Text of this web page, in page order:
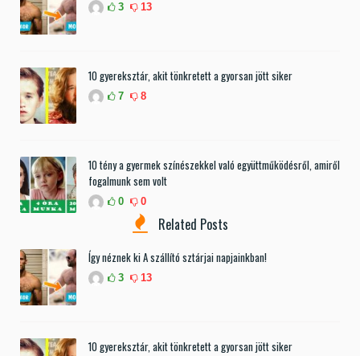
3 13
10 gyereksztár, akit tönkretett a gyorsan jött siker
7 8
10 tény a gyermek színészekkel való együttműködésről, amiről
fogalmunk sem volt
0 0
Related Posts
Így néznek ki A szállító sztárjai napjainkban!
3 13
10 gyereksztár, akit tönkretett a gyorsan jött siker